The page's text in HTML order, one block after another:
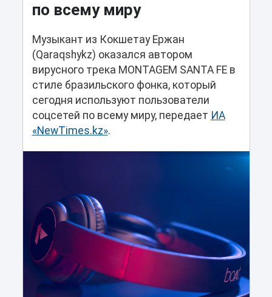
по всему миру
Музыкант из Кокшетау Ержан
(Qaraqshykz) оказался автором
вирусного трека MONTAGEM SANTA FE в
стиле бразильского фонка, который
сегодня используют пользователи
соцсетей по всему миру, передает ИА
«NewTimes.kz».